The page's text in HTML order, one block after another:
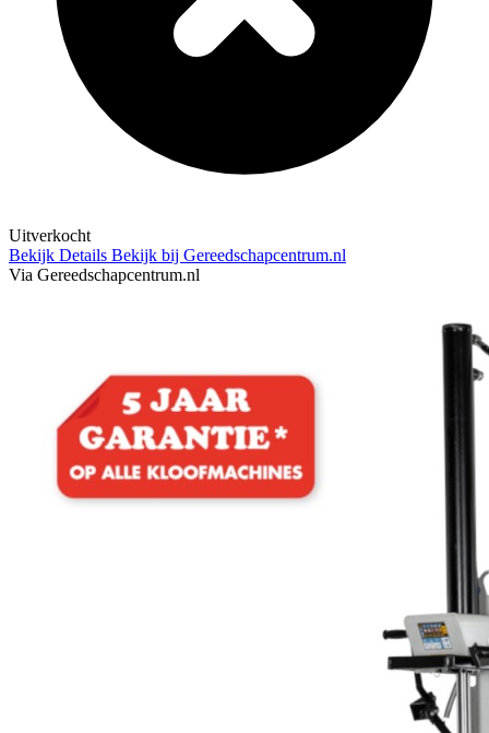
Uitverkocht
Bekijk Details Bekijk bij Gereedschapcentrum.nl
Via Gereedschapcentrum.nl